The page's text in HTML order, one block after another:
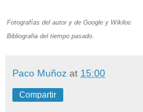
Fotografías del autor y de Google y Wikiloc
Bibliografia del tiempo pasado.
Paco Muñoz at 15:00
Compartir